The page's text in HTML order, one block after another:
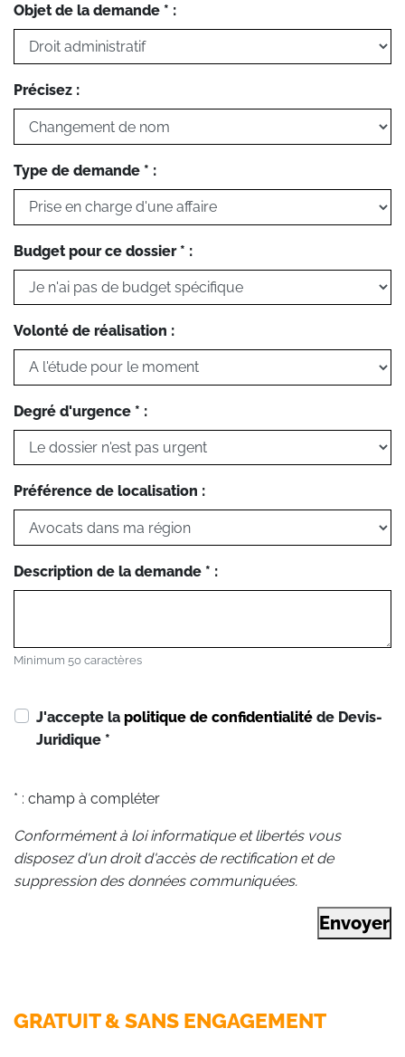
Objet de la demande * :
Précisez :
Type de demande * :
Budget pour ce dossier * :
Volonté de réalisation :
Degré d'urgence * :
Préférence de localisation :
Description de la demande * :
Minimum 50 caractères
J'accepte la politique de confidentialité de Devis-
Juridique *
* : champ à compléter
Conformément à loi informatique et libertés vous
disposez d'un droit d'accès de rectification et de
suppression des données communiquées.
Envoyer
GRATUIT & SANS ENGAGEMENT